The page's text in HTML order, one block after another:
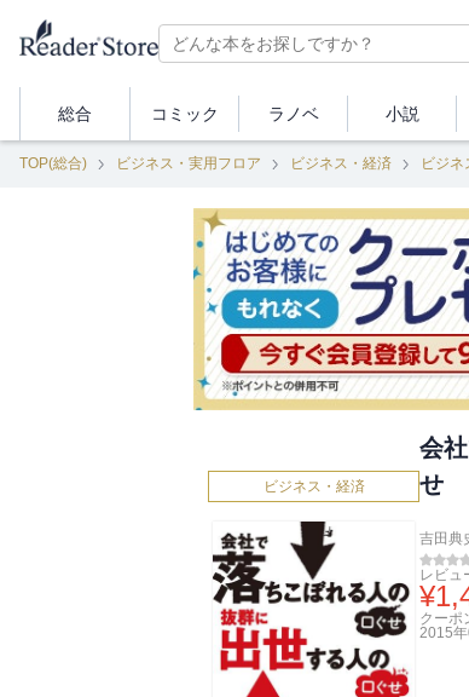
総合 コミック ラノベ 小説
TOP(総合) ビジネス・実用フロア ビジネス・経済 ビジネ
ビジネス・経済
会
せ
吉田典
レビュ
¥
クーポ
2015